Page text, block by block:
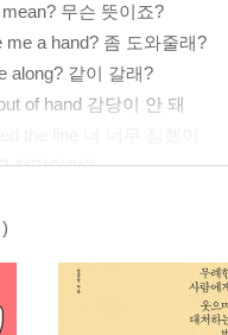
무슨 뜻이죠?
me a hand? 좀 도와줄래?
along? 같이 갈래?
of hand 감당이 안 돼
정말이야?
나 병가 냈어
your hair? 머리는 왜 그래?
좋은 생각이야
말도 안 돼